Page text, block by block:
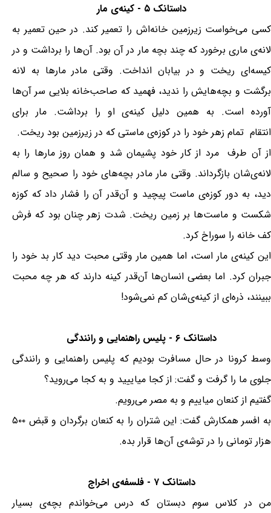
داستانک ۵ - کینه‌ی مار
کسى مى‌خواست زیرزمین خانه‌اش را تعمیر کند. در حین تعمیر به
لانه‌ی مارى برخورد که چند بچه مار در آن بود. آن‌ها را برداشت و در
کیسه‌اى ریخت و در بیابان انداخت. وقتى مادر مارها به لانه
برگشت و بچه‌هایش را ندید، فهمید که صاحب‌خانه بلایى سر آن‌ها
آورده است. به همین دلیل کینه‌ی او را برداشت. مار براى
انتقام تمام زهر خود را در کوزه‌ی ماستى که در زیرزمین بود ریخت.
از آن طرف مرد از کار خود پشیمان شد و همان روز مارها را به
لانه‌ی‌شان بازگرداند. وقتى مار مادر بچه‌هاى خود را صحیح و سالم
دید، به دور کوزه‌ی ماست پیچید و آن‌قدر آن را فشار داد که کوزه
شکست و ماست‌ها بر زمین ریخت. شدت زهر چنان بود که فرش
کف خانه را سوراخ کرد.
این کینه‌ی مار است، اما همین مار وقتى محبت دید کار بد خود را
جبران کرد. اما بعضى انسان‌ها آن‌قدر کینه دارند که هر چه محبت
ببینند، ذره‌اى از کینه‌ی‌شان کم نمى‌شود!
داستانک ۶ - پلیس راهنمایی و رانندگی
وسط كرونا در حال مسافرت بودیم که پلیس راهنمایی و رانندگی
جلوی ما را گرفت و گفت: از کجا میاییید و به کجا می‌روید؟
گفتیم از کنعان میاییم و به مصر می‌رویم.
به افسر همکارش گفت: این شتران را به کنعان برگردان و قبض ۵۰۰
هزار تومانی را در توشه‌ی آن‌ها قرار بده.
داستانک ۷ - فلسفه‌ی اخراج
من در کلاس سوم دبستان که درس می‌خواندم بچه‌ی بسیار